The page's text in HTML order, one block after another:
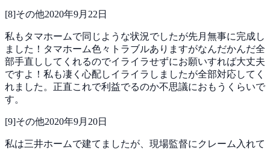
[8]その他2020年9月22日
私もタマホームで同じような状況でしたが先月無事に完成し
ました！タマホーム色々トラブルありますがなんだかんだ全
部手直ししてくれるのでイライラせずにお願いすれば大丈夫
ですよ！私も凄く心配しイライラしましたが全部対応してく
れました。正直これで利益でるのか不思議におもうくらいで
す。
[9]その他2020年9月20日
私は三井ホームで建てましたが、現場監督にクレーム入れて